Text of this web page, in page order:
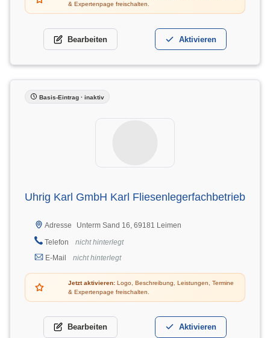
& Expertenpage freischalten.
Bearbeiten Aktivieren
Basis-Eintrag · inaktiv
Uhrig Karl GmbH Karl Fliesenlegerfachbetrieb
Adresse
Unterm Sand 16, 69181 Leimen
Telefon
nicht hinterlegt
E-Mail
nicht hinterlegt
Jetzt aktivieren: Logo, Beschreibung, Leistungen, Termine
& Expertenpage freischalten.
Bearbeiten Aktivieren